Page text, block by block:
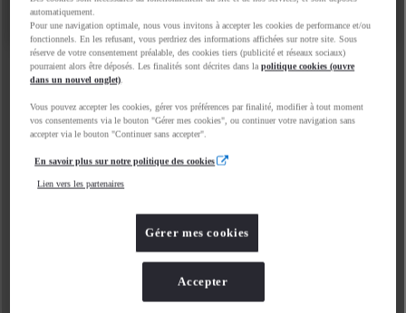
automatiquement.
Pour une navigation optimale, nous vous invitons à accepter les cookies de performance et/ou
fonctionnels. En les refusant, vous perdriez des informations affichées sur notre site. Sous
réserve de votre consentement préalable, des cookies tiers (publicité et réseaux sociaux)
pourraient alors être déposés. Les finalités sont décrites dans lapolitique cookies (ouvre
dans un nouvel onglet).
Vous pouvez accepter les cookies, gérer vos préférences par finalité, modifier à tout moment
vos consentements via le bouton "Gérer mes cookies", ou continuer votre navigation sans
accepter via le bouton "Continuer sans accepter".
En savoir plus sur notre politique des cookies
Lien vers les partenaires
Gérer mes cookies
Accepter